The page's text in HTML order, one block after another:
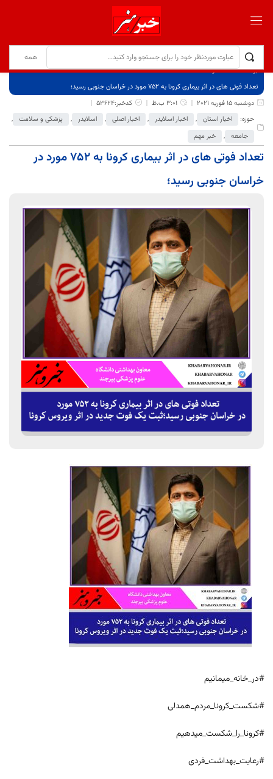
برگ نخست
نوشته‌ها
تعداد فوتی های در اثر بیماری کرونا به 752 مورد در خراسان جنوبی رسید؛
دوشنبه 15 فوریه 2021
3:01 ب.ظ
کدخبر:53624
حوزه:
اخبار استان , اخبار اسلایدر , اخبار اصلی , اسلایدر , پزشکی و سلامت ,
جامعه , خبر مهم
تعداد فوتی های در اثر بیماری کرونا به 752 مورد در
خراسان جنوبی رسید؛
#در_خانه_میمانیم
#شکست_کرونا_مردم_همدلی
#کرونا_را_شکست_میدهیم
#رعایت_بهداشت_فردی